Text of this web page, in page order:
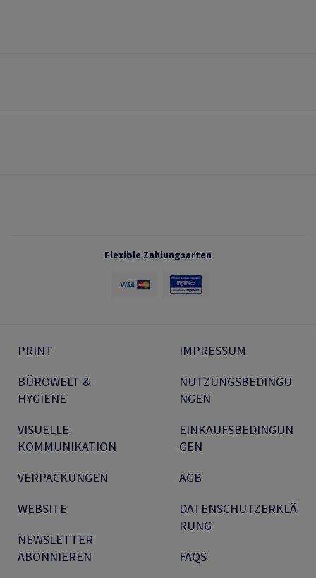
Flexible Zahlungsarten
PRINT
BÜROWELT &
HYGIENE
VISUELLE
KOMMUNIKATION
VERPACKUNGEN
WEBSITE
NEWSLETTER
ABONNIEREN
IMPRESSUM
NUTZUNGSBEDINGU
NGEN
EINKAUFSBEDINGUN
GEN
AGB
DATENSCHUTZERKLÄ
RUNG
FAQS